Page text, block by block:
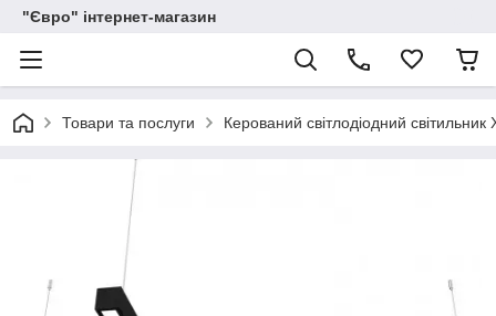
"Євро" інтернет-магазин
Товари та послуги Керований світлодіодний